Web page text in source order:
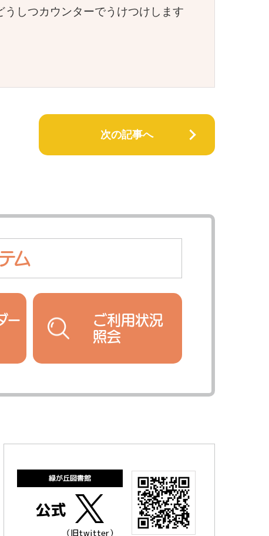
しつカウンターでうけつけします
次の記事へ
ム
ー
ご利用状況
照会